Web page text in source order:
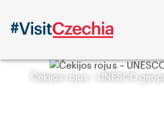
Čekijos rojus – UNESCO